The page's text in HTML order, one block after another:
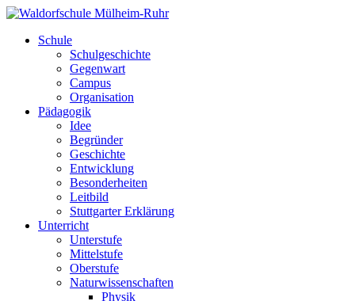
Schule
Schulgeschichte
Gegenwart
Campus
Organisation
Pädagogik
Idee
Begründer
Geschichte
Entwicklung
Besonderheiten
Leitbild
Stuttgarter Erklärung
Unterricht
Unterstufe
Mittelstufe
Oberstufe
Naturwissenschaften
Physik